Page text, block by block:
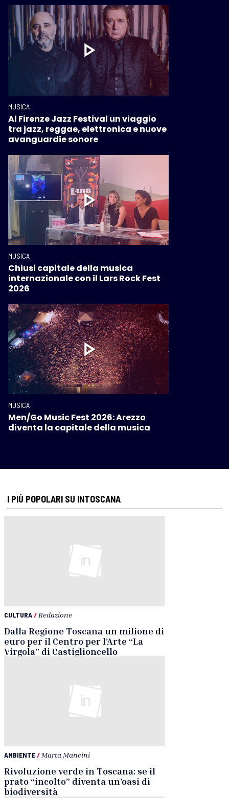
MUSICA
Al Firenze Jazz Festival un viaggio
tra jazz, reggae, elettronica e nuove
avanguardie sonore
MUSICA
Chiusi capitale della musica
internazionale con il Lars Rock Fest
2026
MUSICA
Men/Go Music Fest 2026: Arezzo
diventa la capitale della musica
I PIÙ POPOLARI SU INTOSCANA
CULTURA/ Redazione
Dalla Regione Toscana un milione di
euro per il Centro per l’Arte “La
Virgola” di Castiglioncello
AMBIENTE/ Marta Mancini
Rivoluzione verde in Toscana: se il
prato “incolto” diventa un’oasi di
biodiversità